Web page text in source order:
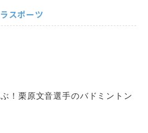
スポーツ